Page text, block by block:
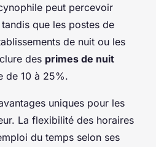
peut percevoir
que les postes de
de nuit ou les
des primes de nuit
de 10 à 25%.
uniques pour les
La flexibilité des horaires
du temps selon ses